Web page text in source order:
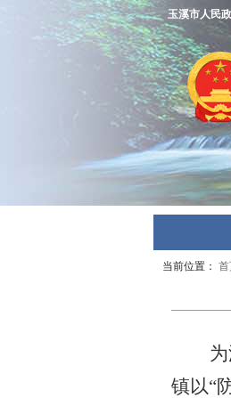
玉溪市人民
当前位置：
镇以“